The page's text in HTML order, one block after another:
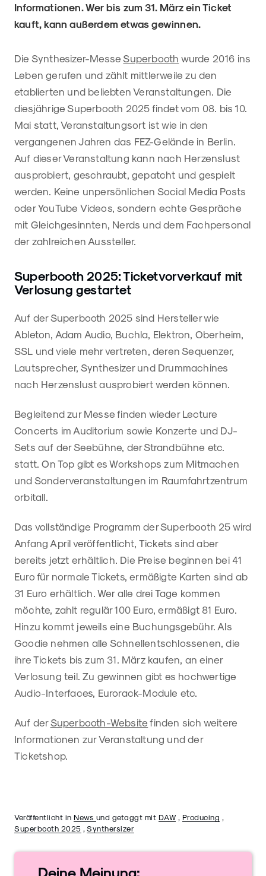
Informationen. Wer bis zum 31. März ein Ticket
kauft, kann außerdem etwas gewinnen.
Die Synthesizer-MesseSuperbooth wurde 2016 ins
Leben gerufen und zählt mittlerweile zu den
etablierten und beliebten Veranstaltungen. Die
diesjährige Superbooth 2025 findet vom 08. bis 10.
Mai statt, Veranstaltungsort ist wie in den
vergangenen Jahren das FEZ-Gelände in Berlin.
Auf dieser Veranstaltung kann nach Herzenslust
ausprobiert, geschraubt, gepatcht und gespielt
werden. Keine unpersönlichen Social Media Posts
oder YouTube Videos, sondern echte Gespräche
mit Gleichgesinnten, Nerds und dem Fachpersonal
der zahlreichen Aussteller.
Superbooth 2025: Ticketvorverkauf mit
Verlosung gestartet
Auf der Superbooth 2025 sind Hersteller wie
Ableton, Adam Audio, Buchla, Elektron, Oberheim,
SSL und viele mehr vertreten, deren Sequenzer,
Lautsprecher, Synthesizer und Drummachines
nach Herzenslust ausprobiert werden können.
Begleitend zur Messe finden wieder Lecture
Concerts im Auditorium sowie Konzerte und DJ-
Sets auf der Seebühne, der Strandbühne etc.
statt. On Top gibt es Workshops zum Mitmachen
und Sonderveranstaltungen im Raumfahrtzentrum
orbitall.
Das vollständige Programm der Superbooth 25 wird
Anfang April veröffentlicht, Tickets sind aber
bereits jetzt erhältlich. Die Preise beginnen bei 41
Euro für normale Tickets, ermäßigte Karten sind ab
31 Euro erhältlich. Wer alle drei Tage kommen
möchte, zahlt regulär 100 Euro, ermäßigt 81 Euro.
Hinzu kommt jeweils eine Buchungsgebühr. Als
Goodie nehmen alle Schnellentschlossenen, die
ihre Tickets bis zum 31. März kaufen, an einer
Verlosung teil. Zu gewinnen gibt es hochwertige
Audio-Interfaces, Eurorack-Module etc.
Auf derSuperbooth-Website finden sich weitere
Informationen zur Veranstaltung und der
Ticketshop.
Veröffentlicht in News und getaggt mit DAW Producing
Superbooth 2025
Synthersizer
Deine Meinung: